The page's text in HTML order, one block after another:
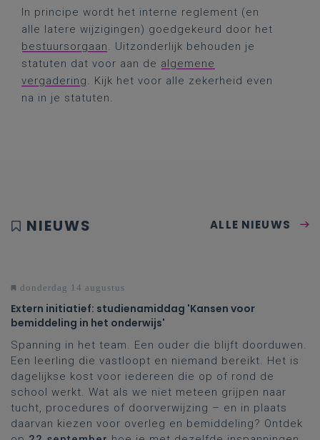
In principe wordt het interne reglement (en
alle latere wijzigingen) goedgekeurd door het
bestuursorgaan. Uitzonderlijk behouden je
statuten dat voor aan de algemene
vergadering. Kijk het voor alle zekerheid even
na in je statuten.
NIEUWS ALLE NIEUWS
donderdag 14 augustus
Extern initiatief: studienamiddag 'Kansen voor
bemiddeling in het onderwijs'
Spanning in het team. Een ouder die blijft doorduwen.
Een leerling die vastloopt en niemand bereikt. Het is
dagelijkse kost voor iedereen die op of rond de
school werkt. Wat als we niet meteen grijpen naar
tucht, procedures of doorverwijzing – en in plaats
daarvan kiezen voor overleg en bemiddeling? Ontdek